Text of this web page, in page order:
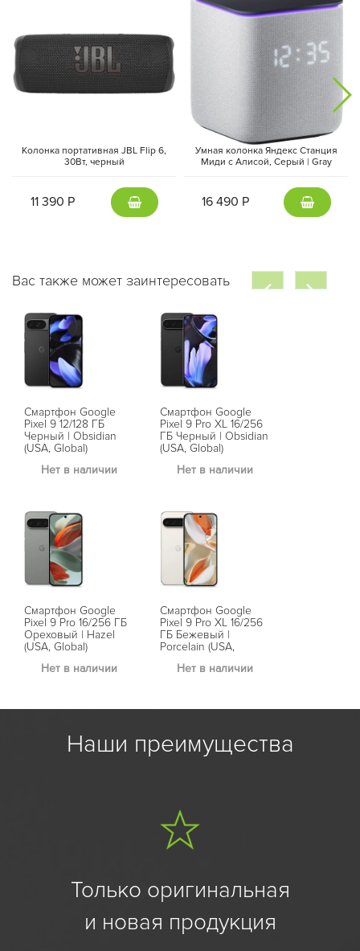
Колонка портативная JBL Flip 6,
30Вт, черный
11 390 Р
Умная колонка Яндекс Станция
Миди с Алисой, Cерый | Gray
16 490 Р
Вас также может заинтересовать
Смартфон Google
Pixel 9 12/128 ГБ
Черный | Obsidian
(USA, Global)
Нет в наличии
Смартфон Google
Pixel 9 Pro 16/256 ГБ
Ореховый | Hazel
(USA, Global)
Нет в наличии
Смартфон Google
Pixel 9 Pro XL 16/256
ГБ Черный | Obsidian
(USA, Global)
Нет в наличии
Смартфон Google
Pixel 9 Pro XL 16/256
ГБ Бежевый |
Porcelain (USA,
Нет в наличии
Наши преимущества
Только оригинальная
и новая продукция